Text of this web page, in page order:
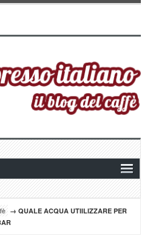
→ QUALE ACQUA UTIILIZZARE PER